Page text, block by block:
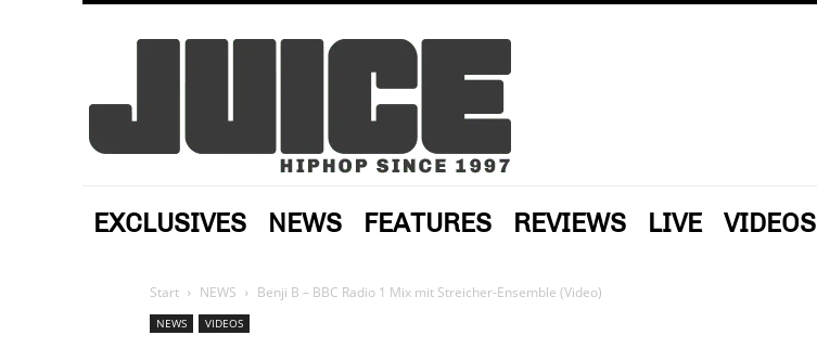
EXCLUSIVES NEWS FEATURES REVIEWS LIVE VIDEOS
Start NEWS Benji B – BBC Radio 1 Mix mit Streicher-Ensemble (Video)
NEWS VIDEOS